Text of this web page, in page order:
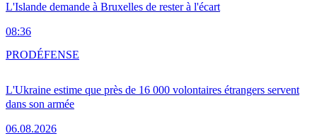
L'Islande demande à Bruxelles de rester à l'écart
08:36
L'Ukraine estime que près de 16 000 volontaires étrangers servent
dans son armée
06.08.2026
PRODÉFENSE